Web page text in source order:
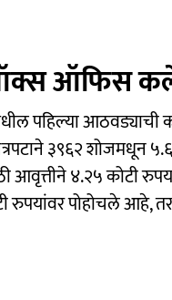
ऑफिस
पहिल्या
३९६२
आवृत्तीने ४.२५ कोटी
रुपयांवर पोहोचले आहे,